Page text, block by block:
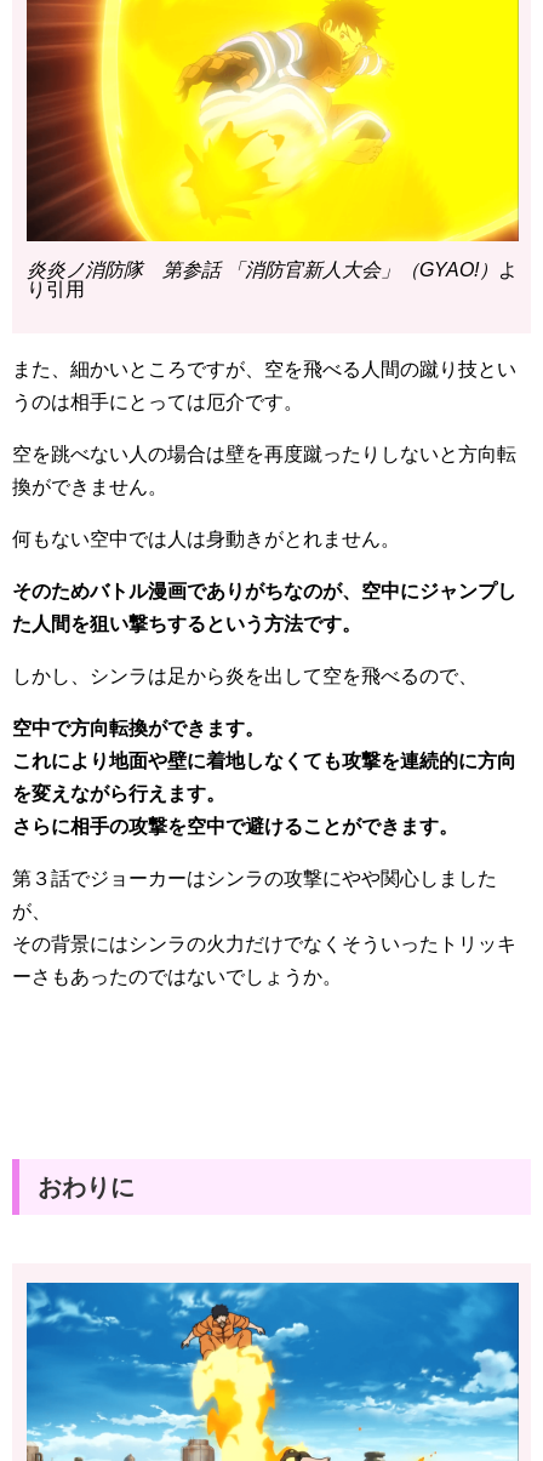
炎炎ノ消防隊 第参話 「消防官新人大会」（GYAO!）
よ
り引用
また、細かいところですが、空を飛べる人間の蹴り技とい
うのは相手にとっては厄介です。
空を跳べない人の場合は壁を再度蹴ったりしないと方向転
換ができません。
何もない空中では人は身動きがとれません。
そのためバトル漫画でありがちなのが、空中にジャンプし
た人間を狙い撃ちするという方法です。
しかし、シンラは足から炎を出して空を飛べるので、
空中で方向転換ができます。
これにより地面や壁に着地しなくても攻撃を連続的に方向
を変えながら行えます。
さらに相手の攻撃を空中で避けることができます。
第３話でジョーカーはシンラの攻撃にやや関心しました
が、
その背景にはシンラの火力だけでなくそういったトリッキ
ーさもあったのではないでしょうか。
おわりに